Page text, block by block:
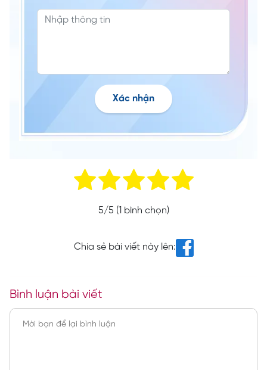
Xác nhận
5/5 (1 bình chọn)
Chia sẻ bài viết này lên:
Bình luận bài viết